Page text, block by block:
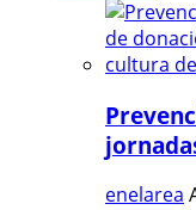
enelarea